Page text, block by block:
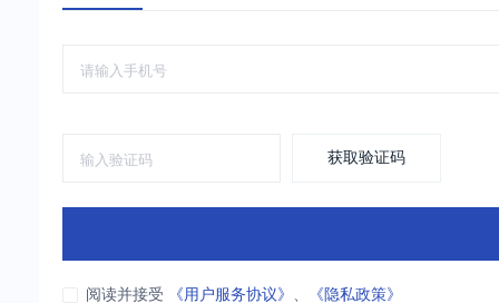
获取验证码
阅读并接受 《用户服务协议》 、 《隐私政策》